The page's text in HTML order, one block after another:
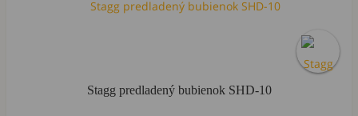
Stagg predladený bubienok SHD-10